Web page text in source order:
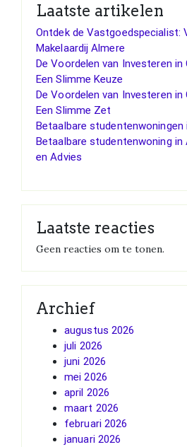
Laatste artikelen
Ontdek de Vastgoedspecialist:
Makelaardij Almere
De Voordelen van Investeren in
Een Slimme Keuze
De Voordelen van Investeren in
Een Slimme Zet
Betaalbare
Betaalbare studentenwoning in
en Advies
Laatste reacties
Geen reacties om te tonen.
Archief
augustus 2026
juli 2026
juni 2026
mei 2026
april 2026
maart 2026
februari 2026
januari 2026